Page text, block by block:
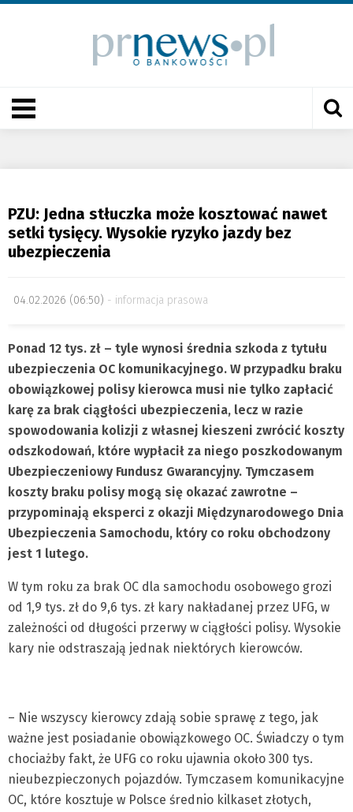
PZU: Jedna stłuczka może kosztować nawet
setki tysięcy. Wysokie ryzyko jazdy bez
ubezpieczenia
04.02.2026 (06:50) informacja prasowa
Ponad 12 tys. zł – tyle wynosi średnia szkoda z tytułu
ubezpieczenia OC komunikacyjnego. W przypadku braku
obowiązkowej polisy kierowca musi nie tylko zapłacić
karę za brak ciągłości ubezpieczenia, lecz w razie
spowodowania kolizji z własnej kieszeni zwrócić koszty
odszkodowań, które wypłacił za niego poszkodowanym
Ubezpieczeniowy Fundusz Gwarancyjny. Tymczasem
koszty braku polisy mogą się okazać zawrotne –
przypominają eksperci z okazji Międzynarodowego Dnia
Ubezpieczenia Samochodu, który co roku obchodzony
jest 1 lutego.
W tym roku za brak OC dla samochodu osobowego grozi
od 1,9 tys. zł do 9,6 tys. zł kary nakładanej przez UFG, w
zależności od długości przerwy w ciągłości polisy. Wysokie
kary nie odstraszają jednak niektórych kierowców.
– Nie wszyscy kierowcy zdają sobie sprawę z tego, jak
ważne jest posiadanie obowiązkowego OC. Świadczy o tym
chociażby fakt, że UFG co roku ujawnia około 300 tys.
nieubezpieczonych pojazdów. Tymczasem komunikacyjne
OC, które kosztuje w Polsce średnio kilkaset złotych,